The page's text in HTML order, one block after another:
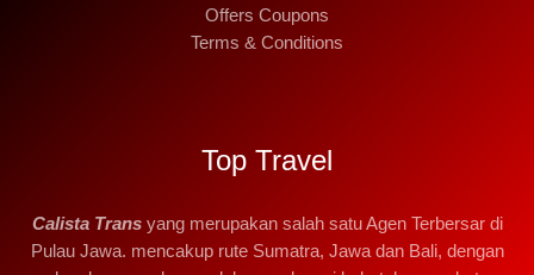
Offers Coupons
Terms & Conditions
Top Travel
Calista Transyang merupakan salah satu Agen Terbersar di
Pulau Jawa. mencakup rute Sumatra, Jawa dan Bali, dengan